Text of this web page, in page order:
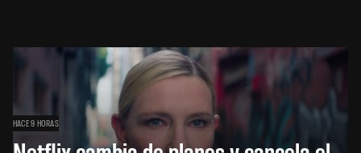
HACE 9 HORAS